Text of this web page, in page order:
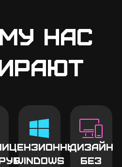
нас
Windows
Дизайн
без